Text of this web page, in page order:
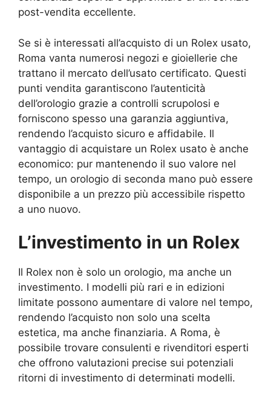
post-vendita eccellente.
Se si è interessati all’acquisto di un Rolex usato,
Roma vanta numerosi negozi e gioiellerie che
trattano il mercato dell’usato certificato. Questi
punti vendita garantiscono l’autenticità
dell’orologio grazie a controlli scrupolosi e
forniscono spesso una garanzia aggiuntiva,
rendendo l’acquisto sicuro e affidabile. Il
vantaggio di acquistare un Rolex usato è anche
economico: pur mantenendo il suo valore nel
tempo, un orologio di seconda mano può essere
disponibile a un prezzo più accessibile rispetto
a uno nuovo.
L’investimento in un Rolex
Il Rolex non è solo un orologio, ma anche un
investimento. I modelli più rari e in edizioni
limitate possono aumentare di valore nel tempo,
rendendo l’acquisto non solo una scelta
estetica, ma anche finanziaria. A Roma, è
possibile trovare consulenti e rivenditori esperti
che offrono valutazioni precise sui potenziali
ritorni di investimento di determinati modelli.